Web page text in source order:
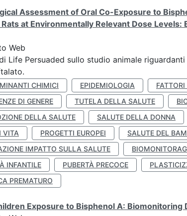
Assessment of Oral Co-Exposure to
at Environmentally Relevant Dose
Web
Life Persuaded sullo studio animale
CHIMICI EPIDEMIOLOGIA
DI GENERE
TUTELA DELLA SALUTE
DELLA SALUTE
SALUTE DELLA DONNA
VITA
PROGETTI EUROPEI SALUTE DEL
IMPATTO SULLA SALUTE
INFANTILE
PUBERTÀ PRECOCE
PREMATURO
Exposure to Bisphenol A: Biomonitoring